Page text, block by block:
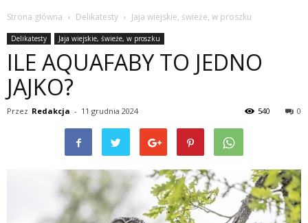
Strona główna Delikatesty Jaja wiejskie, świeże, w proszku
Delikatesty Jaja wiejskie, świeże, w proszku
ILE AQUAFABY TO JEDNO
JAJKO?
Przez Redakcja - 11 grudnia 2024 0
540